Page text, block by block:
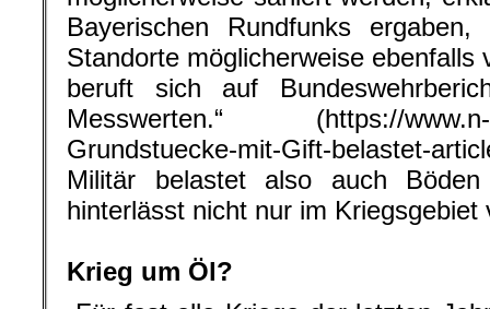
Bayerischen Rundfunks
Standorte möglicherweise ebenfalls
beruft sich auf
Messwerten.“ (https://www.n-
Grundstuecke-mit-Gift-belastet-
Militär belastet also auch
hinterlässt nicht nur im Kriegsgebiet
Krieg um Öl?